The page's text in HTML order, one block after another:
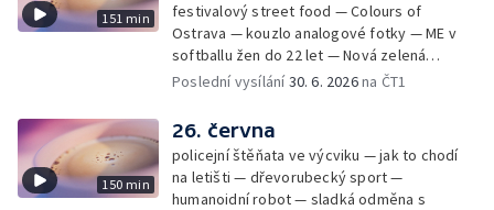
151 min
festivalový street food — Colours of
Ostrava — kouzlo analogové fotky — ME v
softballu žen do 22 let — Nová zelená
úsporám — Global Teacher Prize Czech
Poslední vysílání30. 6. 2026na ČT1
150 min
26. června
policejní štěňata ve výcviku — jak to chodí
na letišti — dřevorubecký sport —
humanoidní robot — sladká odměna s